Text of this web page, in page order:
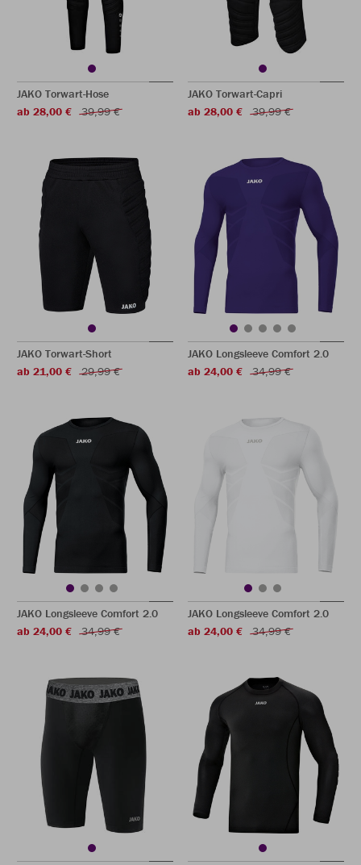
JAKO Torwart-Hose
ab 28,00 €
39,99 €
JAKO Torwart-Capri
ab 28,00 €
39,99 €
JAKO Torwart-Short
ab 21,00 €
29,99 €
JAKO Longsleeve Comfort 2.0
ab 24,00 €
34,99 €
JAKO Longsleeve Comfort 2.0
ab 24,00 €
34,99 €
JAKO Longsleeve Comfort 2.0
ab 24,00 €
34,99 €